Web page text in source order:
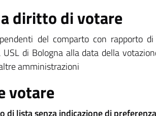
diritto di votare
del comparto con rapporto
USL di Bologna alla data della
amministrazioni
votare
di lista senza indicazione di preferenza